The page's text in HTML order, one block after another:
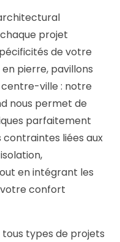
projet
de votre
pierre, pavillons
ville : notre
nous permet de
parfaitement
contraintes liées aux
en intégrant les
confort
types de projets